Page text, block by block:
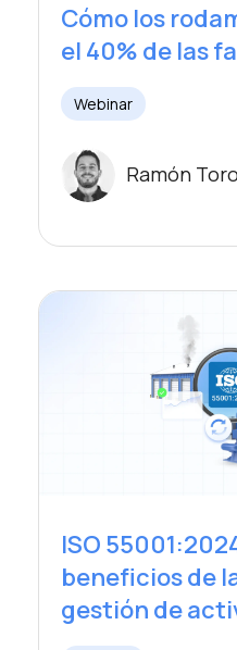
Cómo los
el 40% de las
Webinar
Ramón Toro
ISO
beneficios de
gestión de